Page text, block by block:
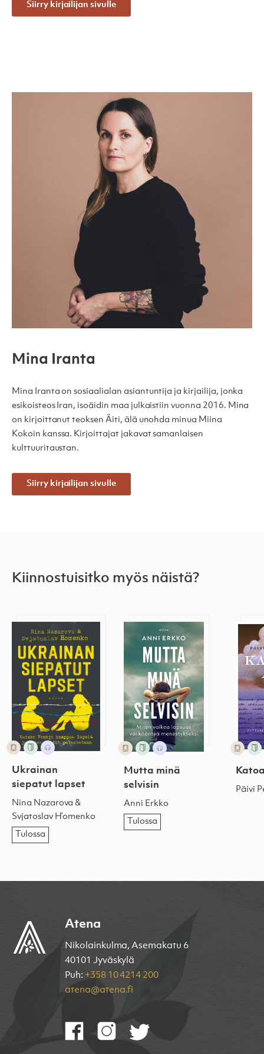
Siirry kirjailijan sivulle
Mina Iranta
Mina Iranta on sosiaalialan asiantuntija ja kirjailija, jonka
esikoisteos Iran, isoäidin maa julkaistiin vuonna 2016. Mina
on kirjoittanut teoksen Äiti, älä unohda minua Miina
Kokoin kanssa. Kirjoittajat jakavat samanlaisen
kulttuuritaustan.
Siirry kirjailijan sivulle
Kiinnostuisitko myös näistä?
Ukrainan siepatut lapset
Ukrainan
siepatut lapset
Nina Nazarova &
Svjatoslav H’omenko
Tulossa
Mutta minä selvisin
Mutta minä
selvisin
Anni Erkko
Tulossa
Päivi
Atena
Nikolainkulma, Asemakatu 6
40101 Jyväskylä
Puh: +358 10 4214 200
atena@atena.fi